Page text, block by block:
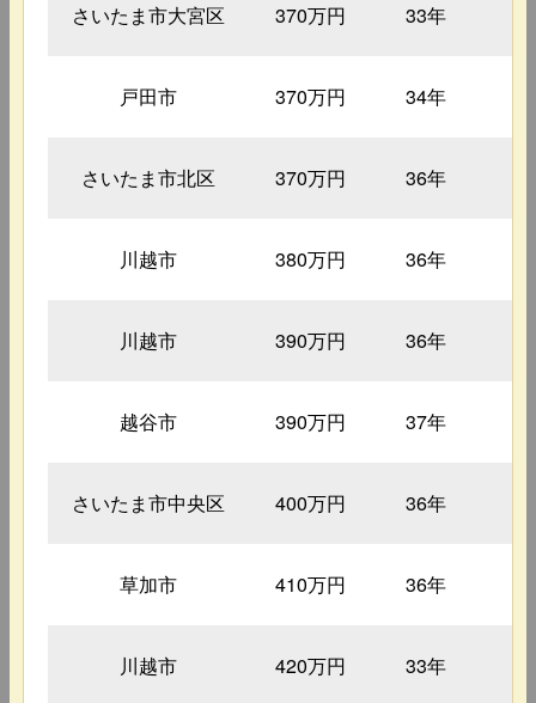
さいたま市大宮区 370万円 33年
戸田市 370万円 34年
さいたま市北区 370万円 36年
川越市 380万円 36年
川越市 390万円 36年
越谷市 390万円 37年
さいたま市中央区 400万円 36年
草加市 410万円 36年
川越市 420万円 33年